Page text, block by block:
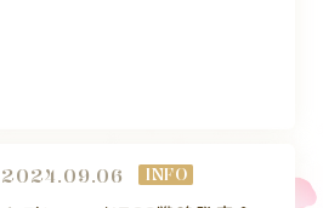
2024.09.06 INFO